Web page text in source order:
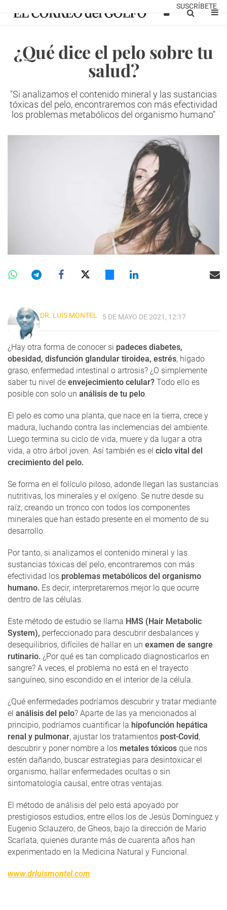
SUSCRÍBETE
¿Qué dice el pelo sobre tu
salud?
"Si analizamos el contenido mineral y las sustancias
tóxicas del pelo, encontraremos con más efectividad
los problemas metabólicos del organismo humano"
DR. LUIS MONTEL 5 DE MAYO DE 2021, 12:17
¿Hay otra forma de conocer si padeces diabetes,
obesidad, disfunción glandular tiroidea, estrés, hígado
graso, enfermedad intestinal o artrosis? ¿O simplemente
saber tu nivel de envejecimiento celular? Todo ello es
posible con solo un análisis de tu pelo.
El pelo es como una planta, que nace en la tierra, crece y
madura, luchando contra las inclemencias del ambiente.
Luego termina su ciclo de vida, muere y da lugar a otra
vida, a otro árbol joven. Así también es el ciclo vital del
crecimiento del pelo.
Se forma en el folículo piloso, adonde llegan las sustancias
nutritivas, los minerales y el oxígeno. Se nutre desde su
raíz, creando un tronco con todos los componentes
minerales que han estado presente en el momento de su
desarrollo.
Por tanto, si analizamos el contenido mineral y las
sustancias tóxicas del pelo, encontraremos con más
efectividad los problemas metabólicos del organismo
humano. Es decir, interpretaremos mejor lo que ocurre
dentro de las células.
Este método de estudio se llama HMS (Hair Metabolic
System), perfeccionado para descubrir desbalances y
desequilibrios, difíciles de hallar en un examen de sangre
rutinario. ¿Por qué es tan complicado diagnosticarlos en
sangre? A veces, el problema no está en el trayecto
sanguíneo, sino escondido en el interior de la célula.
¿Qué enfermedades podríamos descubrir y tratar mediante
el análisis del pelo? Aparte de las ya mencionados al
principio, podríamos cuantificar la hipofunción hepática
renal y pulmonar, ajustar los tratamientos post-Covid,
descubrir y poner nombre a los metales tóxicos que nos
estén dañando, buscar estrategias para desintoxicar el
organismo, hallar enfermedades ocultas o sin
sintomatología causal, entre otras ventajas.
El método de análisis del pelo está apoyado por
prestigiosos estudios, entre ellos los de Jesús Domínguez y
Eugenio Sclauzero, de Gheos, bajo la dirección de Mario
Scarlata, quienes durante más de cuarenta años han
experimentado en la Medicina Natural y Funcional.
www.drluismontel.com